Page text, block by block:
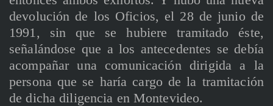
devolución de los Oficios, el 28 de junio de
1991, sin que se hubiere tramitado éste,
señalándose que a los antecedentes se debía
acompañar una comunicación dirigida a la
persona que se haría cargo de la tramitación
de dicha diligencia en Montevideo.